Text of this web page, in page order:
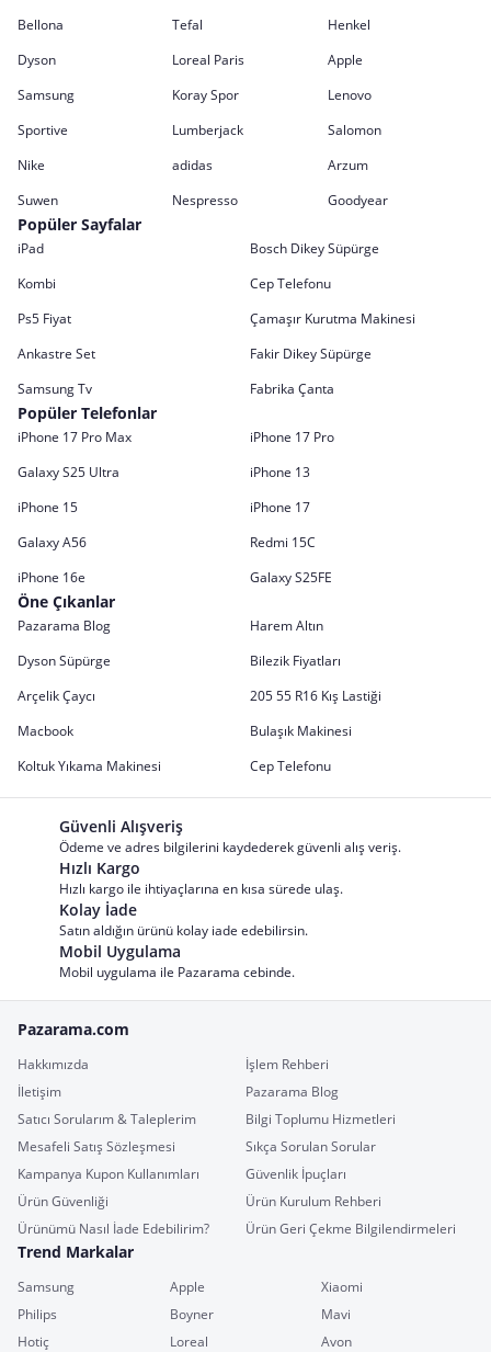
Bellona
Tefal
Henkel
Dyson
Loreal Paris
Apple
Samsung
Koray Spor
Lenovo
Sportive
Lumberjack
Salomon
Nike
adidas
Arzum
Suwen
Nespresso Goodyear
Popüler Sayfalar
iPad
Bosch Dikey Süpürge
Kombi
Cep Telefonu
Ps5 Fiyat
Çamaşır Kurutma Makinesi
Ankastre Set
Fakir Dikey Süpürge
Samsung Tv
Fabrika Çanta
Popüler Telefonlar
iPhone 17 Pro Max
iPhone 17 Pro
Galaxy S25 Ultra
iPhone 13
iPhone 15
iPhone 17
Galaxy A56
Redmi 15C
iPhone 16e
Galaxy S25FE
Öne Çıkanlar
Pazarama Blog
Harem Altın
Dyson Süpürge
Bilezik Fiyatları
Arçelik Çaycı
205 55 R16 Kış Lastiği
Macbook
Bulaşık Makinesi
Koltuk Yıkama Makinesi
Cep Telefonu
Güvenli Alışveriş
Ödeme ve adres bilgilerini kaydederek güvenli alış veriş.
Hızlı Kargo
Hızlı kargo ile ihtiyaçlarına en kısa sürede ulaş.
Kolay İade
Satın aldığın ürünü kolay iade edebilirsin.
Mobil Uygulama
Mobil uygulama ile Pazarama cebinde.
Pazarama.com
Hakkımızda
İşlem Rehberi
İletişim
Pazarama Blog
Satıcı Sorularım & Taleplerim
Bilgi Toplumu Hizmetleri
Mesafeli Satış Sözleşmesi
Sıkça Sorulan Sorular
Kampanya Kupon Kullanımları
Güvenlik İpuçları
Ürün Güvenliği
Ürün Kurulum Rehberi
Ürünümü Nasıl İade Edebilirim?
Ürün Geri Çekme Bilgilendirmeleri
Trend Markalar
Samsung Apple
Xiaomi
Philips
Boyner
Mavi
Hotiç
Loreal
Avon